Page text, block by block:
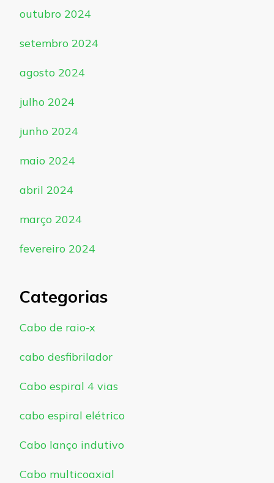
outubro 2024
setembro 2024
agosto 2024
julho 2024
junho 2024
maio 2024
abril 2024
março 2024
fevereiro 2024
Categorias
Cabo de raio-x
cabo desfibrilador
Cabo espiral 4 vias
cabo espiral elétrico
Cabo lanço indutivo
Cabo multicoaxial